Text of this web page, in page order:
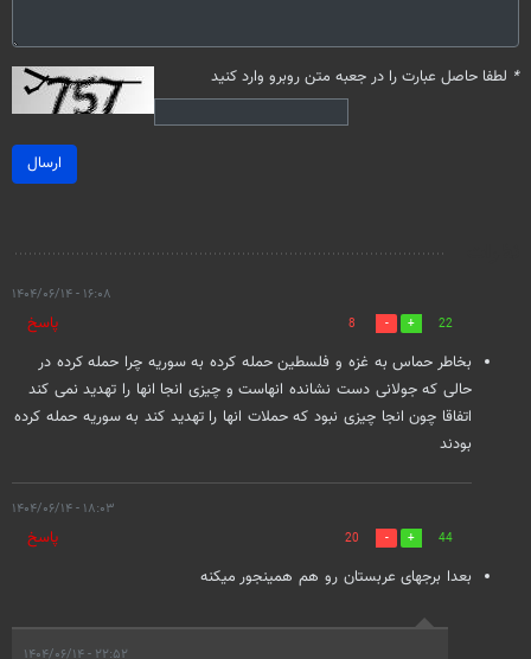
* لطفا حاصل عبارت را در جعبه متن روبرو وارد کنید
ارسال
۱۶:۰۸ - ۱۴۰۴/۰۶/۱۴
22
8
پاسخ
بخاطر حماس به غزه و فلسطین حمله کرده به سوریه چرا حمله کرده در
حالی که جولانی دست نشانده انهاست و چیزی انجا انها را تهدید نمی کند
اتفاقا چون انجا چیزی نبود که حملات انها را تهدید کند به سوریه حمله کرده
بودند
۱۸:۰۳ - ۱۴۰۴/۰۶/۱۴
44
20
پاسخ
بعدا برجهای عربستان رو هم همینجور میکنه